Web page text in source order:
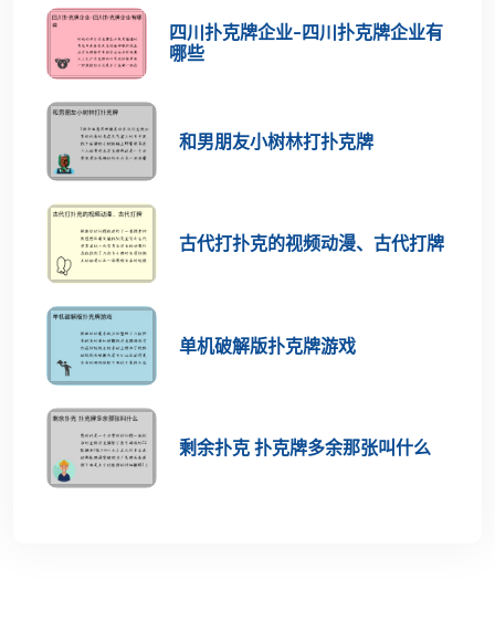
四川扑克牌企业-四川扑克牌企业有
哪些
和男朋友小树林打扑克牌
古代打扑克的视频动漫、古代打牌
单机破解版扑克牌游戏
剩余扑克 扑克牌多余那张叫什么